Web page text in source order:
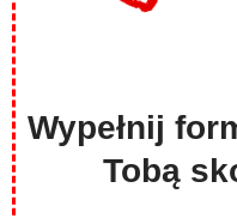
Wypełnij
Tobą